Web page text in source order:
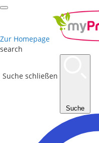
Zur Homepage
search
Suche schließen
Suche